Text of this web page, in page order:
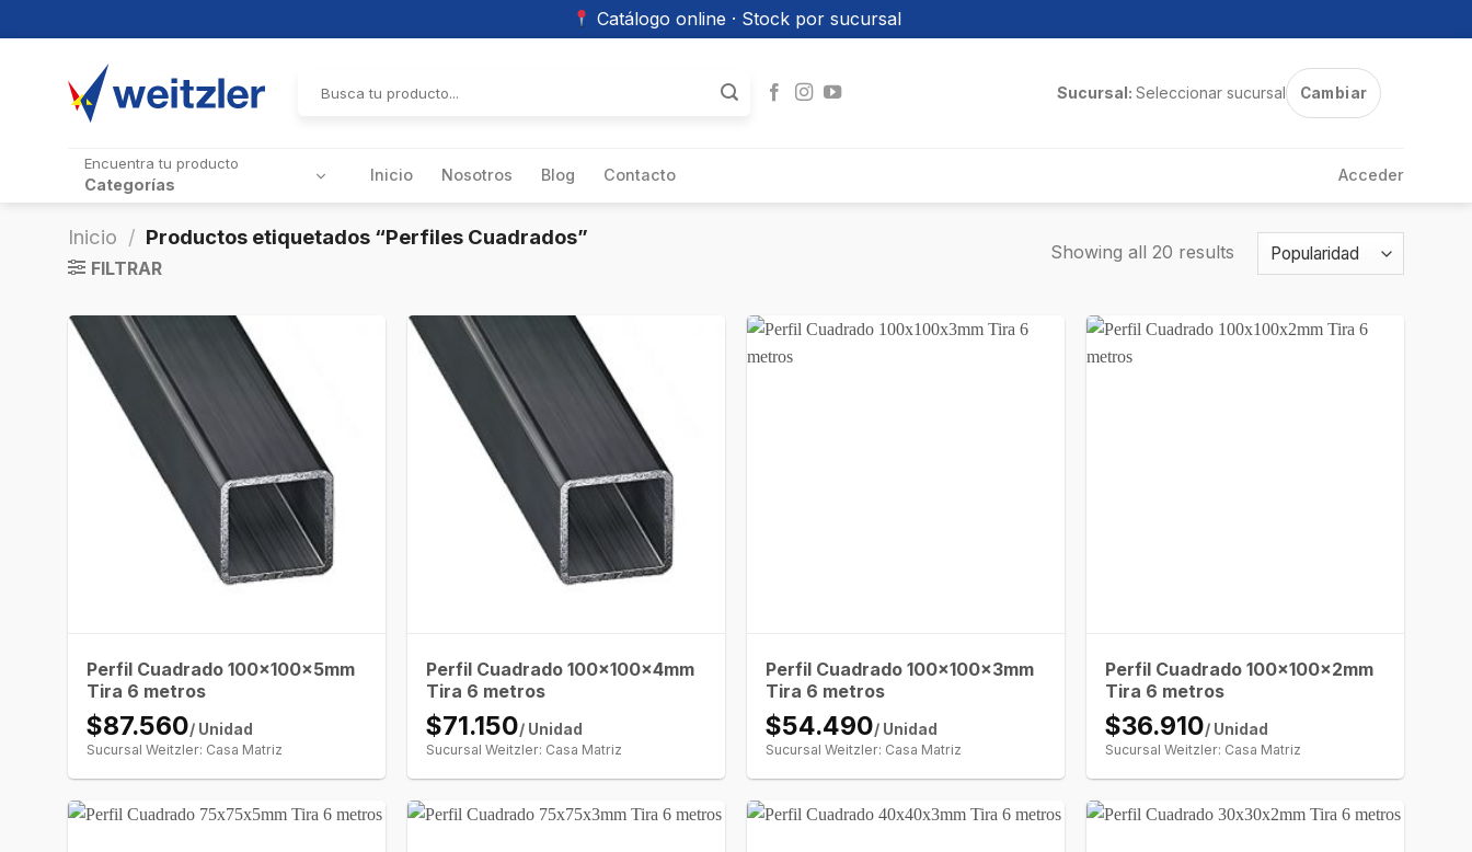
Catálogo online · Stock por sucursal
por:
Sucursal: Seleccionar sucursal Cambiar
Encuentra tu producto
Categorías Inicio Nosotros Blog Contacto Acceder
Inicio / Productos etiquetados “Perfiles Cuadrados”
FILTRAR
Showing all 20 results
Perfil Cuadrado 100x100x5mm
Tira 6 metros
$87.560/ Unidad
Sucursal Weitzler: Casa Matriz
Perfil Cuadrado 100x100x4mm
Tira 6 metros
$71.150/ Unidad
Sucursal Weitzler: Casa Matriz
Perfil Cuadrado 100x100x3mm
Tira 6 metros
$54.490/ Unidad
Sucursal Weitzler: Casa Matriz
Perfil Cuadrado 100x100x2mm
Tira 6 metros
$36.910/ Unidad
Sucursal Weitzler: Casa Matriz